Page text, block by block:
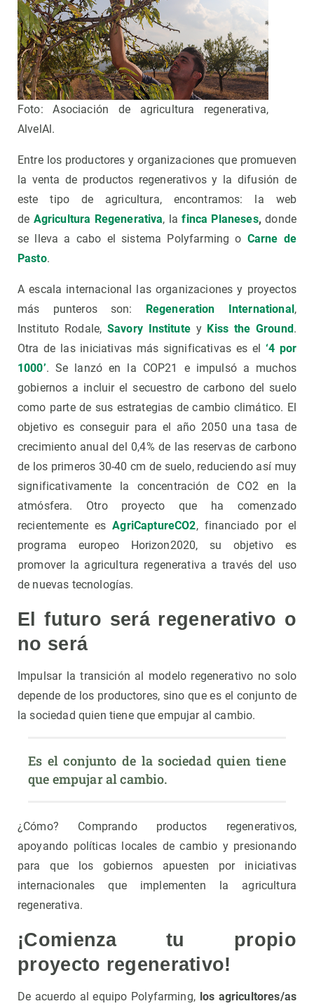
Foto: Asociación de agricultura regenerativa,
AlvelAl.
Entre los productores y organizaciones que promueven
la venta de productos regenerativos y la difusión de
este tipo de agricultura, encontramos: la web
de Agricultura Regenerativa, lafinca Planeses, donde
se lleva a cabo el sistema Polyfarming o Carne de
Pasto.
A escala internacional las organizaciones y proyectos
más punteros son: Regeneration International,
Instituto Rodale, Savory Institutey Kiss the Ground.
Otra de las iniciativas más significativas es el ‘4 por
1000’. Se lanzó en la COP21 e impulsó a muchos
gobiernos a incluir el secuestro de carbono del suelo
como parte de sus estrategias de cambio climático. El
objetivo es conseguir para el año 2050 una tasa de
crecimiento anual del 0,4% de las reservas de carbono
de los primeros 30-40 cm de suelo, reduciendo así muy
significativamente la concentración de CO2 en la
atmósfera. Otro proyecto que ha comenzado
recientemente esAgriCaptureCO2, financiado por el
programa europeo Horizon2020, su objetivo es
promover la agricultura regenerativa a través del uso
de nuevas tecnologías.
El futuro será regenerativo o
no será
Impulsar la transición al modelo regenerativo no solo
depende de los productores, sino que es el conjunto de
la sociedad quien tiene que empujar al cambio.
Es el conjunto de la sociedad quien tiene
que empujar al cambio.
¿Cómo? Comprando productos regenerativos,
apoyando políticas locales de cambio y presionando
para que los gobiernos apuesten por iniciativas
internacionales que implementen la agricultura
regenerativa.
¡Comienza tu propio
proyecto regenerativo!
De acuerdo al equipo Polyfarming, los agricultores/as